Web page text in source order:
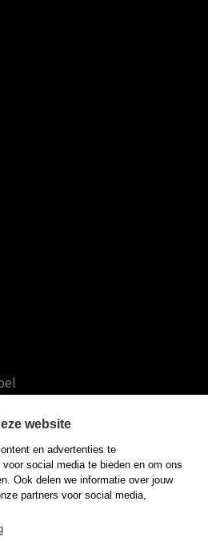
website
en advertenties te
social media te bieden en om ons
Ook delen we informatie over jouw
partners voor social media,